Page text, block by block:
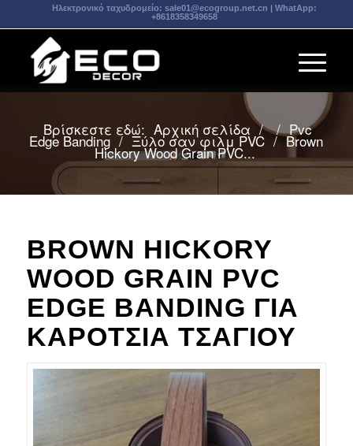
Ηλεκτρονικό ταχυδρομείο: sale01@ecogroup.net.cn | WhatApp:
+8618358349658
Βρίσκεστε εδώ: Αρχική σελίδα / / Pvc
Edge Banding / Ξύλο σαν φιλμ PVC / Brown
Hickory Wood Grain PVC...
BROWN HICKORY
WOOD GRAIN PVC
EDGE BANDING ΓΙΑ
ΚΑΡΌΤΣΙΑ ΤΣΑΓΙΟΎ